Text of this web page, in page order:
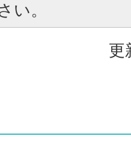
い。
更